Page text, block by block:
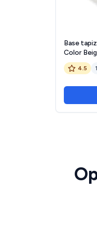
Base
Color
cm Altura
4.5